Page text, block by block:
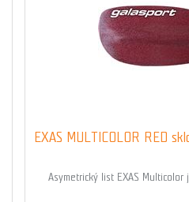
EXAS MULTICOLOR RED
Asymetrický list EXAS Multicolor